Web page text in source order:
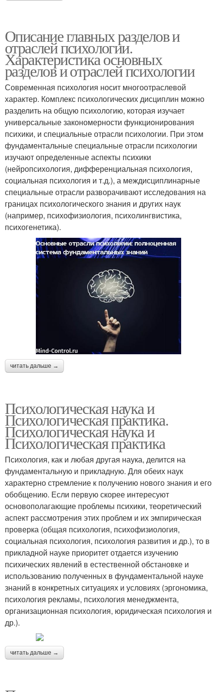
Описание главных разделов и
отраслей психологии.
Характеристика основных
разделов и отраслей психологии
Современная психология носит многоотраслевой
характер. Комплекс психологических дисциплин можно
разделить на общую психологию, которая изучает
универсальные закономерности функционирования
психики, и специальные отрасли психологии. При этом
фундаментальные специальные отрасли психологии
изучают определенные аспекты психики
(нейропсихология, дифференциальная психология,
социальная психология и т.д.), а междисциплинарные
специальные отрасли разворачивают исследования на
границах психологического знания и других наук
(например, психофизиология, психолингвистика,
психогенетика).
читать дальше →
Психологическая наука и
Психологическая практика.
Психологическая наука и
Психологическая практика
Психология, как и любая другая наука, делится на
фундаментальную и приклад­ную. Для обеих наук
характерно стремление к получению нового знания и его
обоб­щению. Если первую скорее интересуют
основополагающие проблемы психики, тео­ретический
аспект рассмотрения этих проблем и их эмпирическая
проверка (общая психология, психофизиология,
социальная психология, психология развития и др.), то в
прикладной науке приоритет отдается изучению
психических явлений в естественной обстановке и
использованию полученных в фундаментальной науке
зна­ний в конкретных ситуациях и условиях (эргономика,
психология рекламы, психо­логия менеджмента,
организационная психология, юридическая психология и
др.).
читать дальше →